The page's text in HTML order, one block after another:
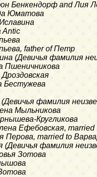
Бенкендорф and Лия
Юматова
Antic
father of Петр
(Девичья фамилия
Пшеничникова
Бестужева
фамилия
Мыльникова
Кругликова
Ефебовская,
Перова, married to
(Девичья фамилия
Зотова